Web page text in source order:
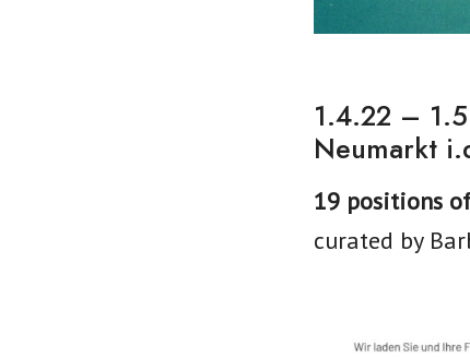
1.4.22 –
Neumarkt
19 positions
curated by